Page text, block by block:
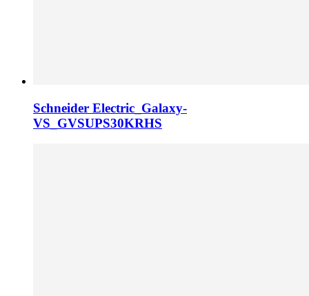
Schneider Electric_Galaxy-
VS_GVSUPS30KRHS